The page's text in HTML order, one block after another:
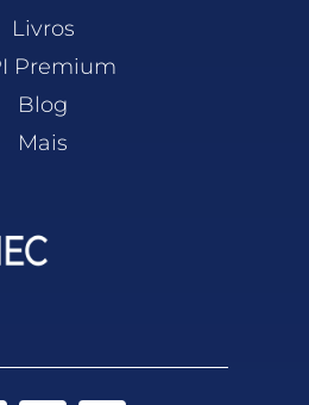
Livros
Premium
Blog
Mais